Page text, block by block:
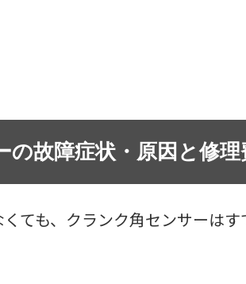
の故障症状・原因と修
ても、クランク角センサーは